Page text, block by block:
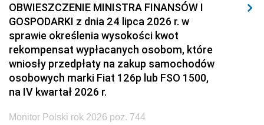
OBWIESZCZENIE MINISTRA FINANSÓW I
GOSPODARKI z dnia 24 lipca 2026 r. w
sprawie określenia wysokości kwot
rekompensat wypłacanych osobom, które
wniosły przedpłaty na zakup samochodów
osobowych marki Fiat 126p lub FSO 1500,
na IV kwartał 2026 r.
Monitor Polski rok 2026 poz. 744